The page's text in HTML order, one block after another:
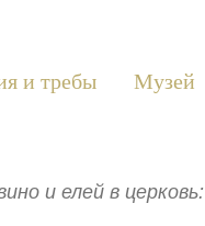
и требы Музей
и елей в